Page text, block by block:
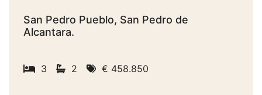
San Pedro Pueblo, San Pedro de
Alcantara.
3 2 € 458.850